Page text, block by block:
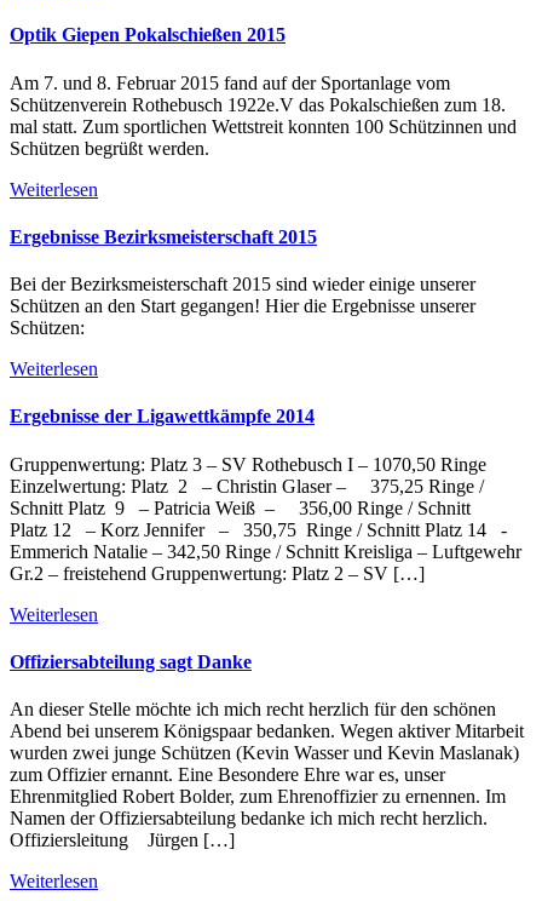
Optik Giepen Pokalschießen 2015
Am 7. und 8. Februar 2015 fand auf der Sportanlage vom
Schützenverein Rothebusch 1922e.V das Pokalschießen zum 18.
mal statt. Zum sportlichen Wettstreit konnten 100 Schützinnen und
Schützen begrüßt werden.
Weiterlesen
Ergebnisse Bezirksmeisterschaft 2015
Bei der Bezirksmeisterschaft 2015 sind wieder einige unserer
Schützen an den Start gegangen! Hier die Ergebnisse unserer
Schützen:
Weiterlesen
Ergebnisse der Ligawettkämpfe 2014
Gruppenwertung: Platz 3 – SV Rothebusch I – 1070,50 Ringe
Einzelwertung: Platz 2 – Christin Glaser – 375,25 Ringe /
Schnitt Platz 9 – Patricia Weiß – 356,00 Ringe / Schnitt
Platz 12 – Korz Jennifer – 350,75 Ringe / Schnitt Platz 14 -
Emmerich Natalie – 342,50 Ringe / Schnitt Kreisliga – Luftgewehr
Gr.2 – freistehend Gruppenwertung: Platz 2 – SV […]
Weiterlesen
Offiziersabteilung sagt Danke
An dieser Stelle möchte ich mich recht herzlich für den schönen
Abend bei unserem Königspaar bedanken. Wegen aktiver Mitarbeit
wurden zwei junge Schützen (Kevin Wasser und Kevin Maslanak)
zum Offizier ernannt. Eine Besondere Ehre war es, unser
Ehrenmitglied Robert Bolder, zum Ehrenoffizier zu ernennen. Im
Namen der Offiziersabteilung bedanke ich mich recht herzlich.
Offiziersleitung Jürgen […]
Weiterlesen